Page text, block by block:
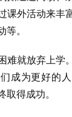
课外活动来丰
。
难就放弃上学
成为更好的
取得成功。